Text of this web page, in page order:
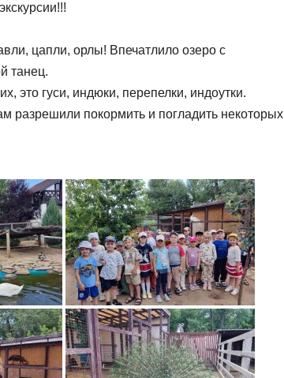
цапли, орлы! Впечатлило озеро с
танец.
это гуси, индюки, перепелки, индоутки.
разрешили покормить и погладить некоторых